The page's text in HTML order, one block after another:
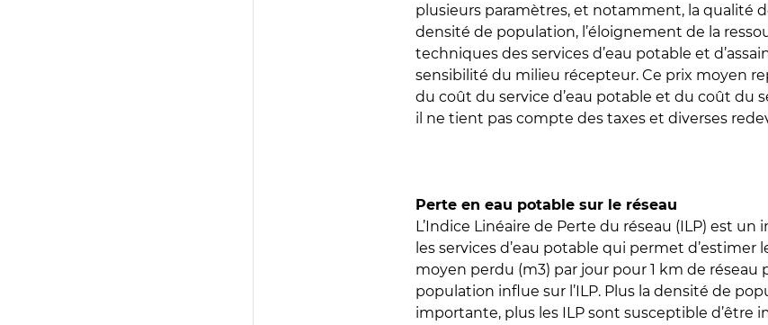
plusieurs paramètres, et notamment, la qualité
densité de population, l’éloignement de la
techniques des services d’eau potable et
sensibilité du milieu récepteur. Ce prix moyen
du coût du service d’eau potable et du coût du
il ne tient pas compte des taxes et diverses
Perte en eau potable sur le réseau
L’Indice Linéaire de Perte du réseau (ILP) est
les services d’eau potable qui permet d’estimer
moyen perdu (m3) par jour pour 1 km de réseau
population influe sur l’ILP. Plus la densité de
importante, plus les ILP sont susceptible d’être